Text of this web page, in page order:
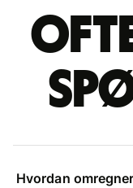
Hvordan